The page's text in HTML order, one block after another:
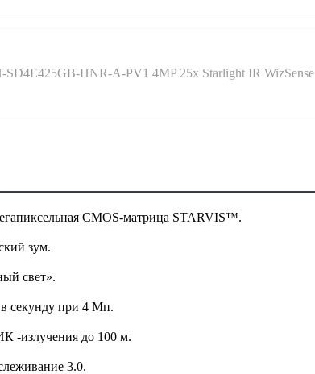
CMOS-матрица STARVIS™.
зум.
свет».
секунду при 4 Мп.
-излучения до 100 м.
3.0.